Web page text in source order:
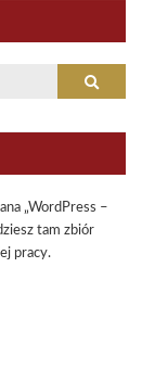
„WordPress –
tam zbiór
pracy.